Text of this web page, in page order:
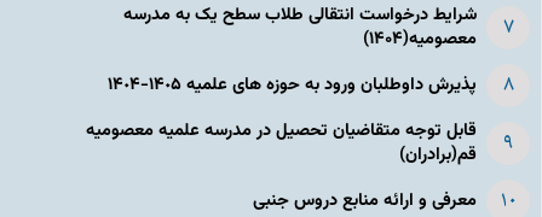
شرایط درخواست انتقالی طلاب سطح یک به مدرسه
معصومیه(۱۴۰۴)
پذیرش داوطلبان ورود به حوزه های علمیه ١۴٠۵-١۴٠۴
قابل توجه متقاضیان تحصیل در مدرسه علمیه معصومیه
قم(برادران)
معرفی و ارائه منابع دروس جنبی